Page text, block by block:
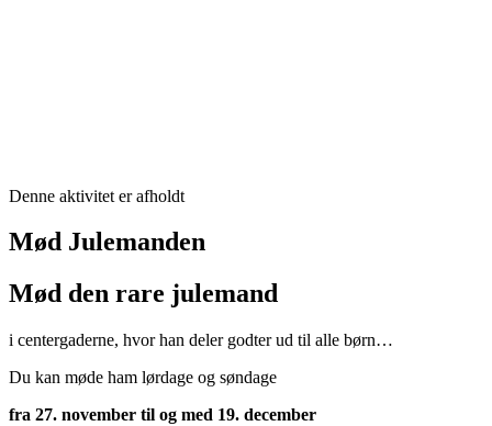
Denne aktivitet er afholdt
Mød Julemanden
Mød den rare julemand
i centergaderne, hvor han deler godter ud til alle børn…
Du kan møde ham lørdage og søndage
fra 27. november til og med 19. december